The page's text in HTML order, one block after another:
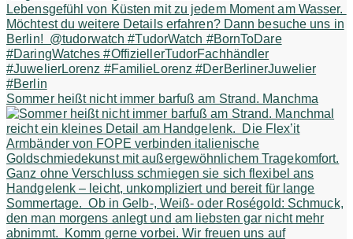
Sommer heißt nicht immer barfuß am Strand. Manchma